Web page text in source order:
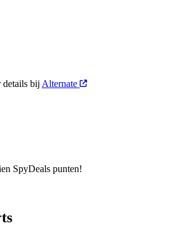
details bij Alternate
SpyDeals punten!